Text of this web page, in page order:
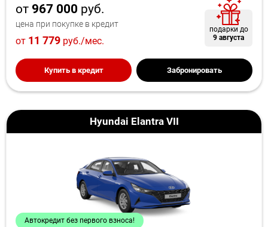
от 967 000 руб.
цена при покупке в кредит
от 11 779 руб./мес.
подарки до
9 августа
Купить в кредит Забронировать
Hyundai Elantra VII
Автокредит без первого взноса!